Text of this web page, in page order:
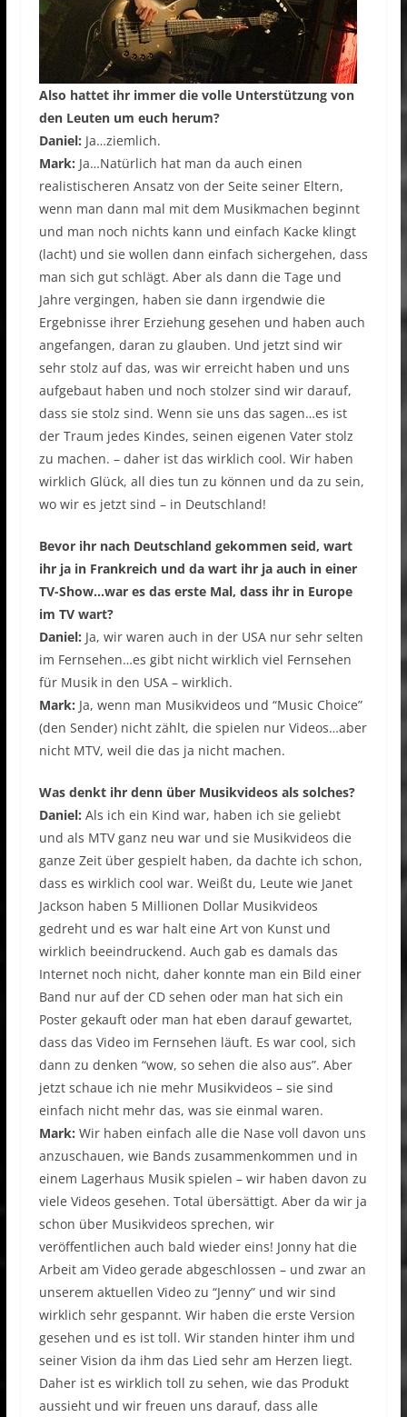
Also hattet ihr immer die volle Unterstützung von
den Leuten um euch herum?
Daniel: Ja…ziemlich.
Mark: Ja…Natürlich hat man da auch einen
realistischeren Ansatz von der Seite seiner Eltern,
wenn man dann mal mit dem Musikmachen beginnt
und man noch nichts kann und einfach Kacke klingt
(lacht) und sie wollen dann einfach sichergehen, dass
man sich gut schlägt. Aber als dann die Tage und
Jahre vergingen, haben sie dann irgendwie die
Ergebnisse ihrer Erziehung gesehen und haben auch
angefangen, daran zu glauben. Und jetzt sind wir
sehr stolz auf das, was wir erreicht haben und uns
aufgebaut haben und noch stolzer sind wir darauf,
dass sie stolz sind. Wenn sie uns das sagen…es ist
der Traum jedes Kindes, seinen eigenen Vater stolz
zu machen. – daher ist das wirklich cool. Wir haben
wirklich Glück, all dies tun zu können und da zu sein,
wo wir es jetzt sind – in Deutschland!
Bevor ihr nach Deutschland gekommen seid, wart
ihr ja in Frankreich und da wart ihr ja auch in einer
TV-Show…war es das erste Mal, dass ihr in Europe
im TV wart?
Daniel: Ja, wir waren auch in der USA nur sehr selten
im Fernsehen…es gibt nicht wirklich viel Fernsehen
für Musik in den USA – wirklich.
Mark: Ja, wenn man Musikvideos und “Music Choice”
(den Sender) nicht zählt, die spielen nur Videos…aber
nicht MTV, weil die das ja nicht machen.
Was denkt ihr denn über Musikvideos als solches?
Daniel: Als ich ein Kind war, haben ich sie geliebt
und als MTV ganz neu war und sie Musikvideos die
ganze Zeit über gespielt haben, da dachte ich schon,
dass es wirklich cool war. Weißt du, Leute wie Janet
Jackson haben 5 Millionen Dollar Musikvideos
gedreht und es war halt eine Art von Kunst und
wirklich beeindruckend. Auch gab es damals das
Internet noch nicht, daher konnte man ein Bild einer
Band nur auf der CD sehen oder man hat sich ein
Poster gekauft oder man hat eben darauf gewartet,
dass das Video im Fernsehen läuft. Es war cool, sich
dann zu denken “wow, so sehen die also aus”. Aber
jetzt schaue ich nie mehr Musikvideos – sie sind
einfach nicht mehr das, was sie einmal waren.
Mark: Wir haben einfach alle die Nase voll davon uns
anzuschauen, wie Bands zusammenkommen und in
einem Lagerhaus Musik spielen – wir haben davon zu
viele Videos gesehen. Total übersättigt. Aber da wir ja
schon über Musikvideos sprechen, wir
veröffentlichen auch bald wieder eins! Jonny hat die
Arbeit am Video gerade abgeschlossen – und zwar an
unserem aktuellen Video zu “Jenny” und wir sind
wirklich sehr gespannt. Wir haben die erste Version
gesehen und es ist toll. Wir standen hinter ihm und
seiner Vision da ihm das Lied sehr am Herzen liegt.
Daher ist es wirklich toll zu sehen, wie das Produkt
aussieht und wir freuen uns darauf, dass alle